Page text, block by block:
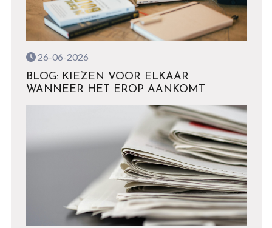
26-06-2026
BLOG: KIEZEN VOOR ELKAAR
WANNEER HET EROP AANKOMT